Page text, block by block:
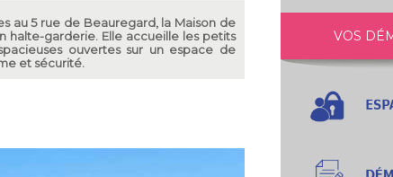
au 5 rue de Beauregard, la Maison de
halte-garderie. Elle accueille les petits
ouvertes sur un espace de
et sécurité.
VOS